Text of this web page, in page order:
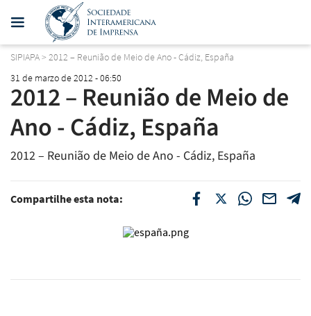
SIPIAPA> 2012 – Reunião de Meio de Ano - Cádiz, España
31 de marzo de 2012 - 06:50
2012 – Reunião de Meio de
Ano - Cádiz, España
2012 – Reunião de Meio de Ano - Cádiz, España
Compartilhe esta nota: